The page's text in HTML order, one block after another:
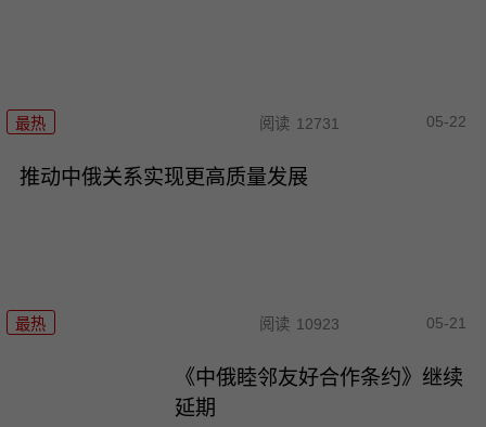
最热 阅读 12731 05-22
推动中俄关系实现更高质量发展
最热 阅读 10923 05-21
《中俄睦邻友好合作条约》继续
延期